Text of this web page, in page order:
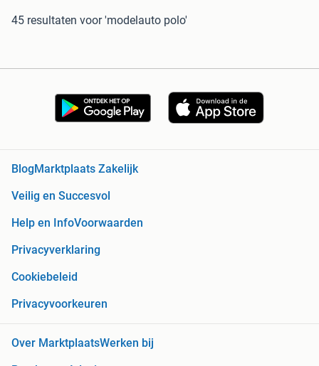
45 resultaten voor 'modelauto polo'
Blog Marktplaats Zakelijk
Veilig en Succesvol
Help en InfoVoorwaarden
Privacyverklaring
Cookiebeleid
Privacyvoorkeuren
Over MarktplaatsWerken bij